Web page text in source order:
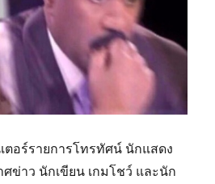
ตอร์รายการโทรทัศน์ นักแสดง
ข่าว นักเขียน เกมโชว์ และนัก